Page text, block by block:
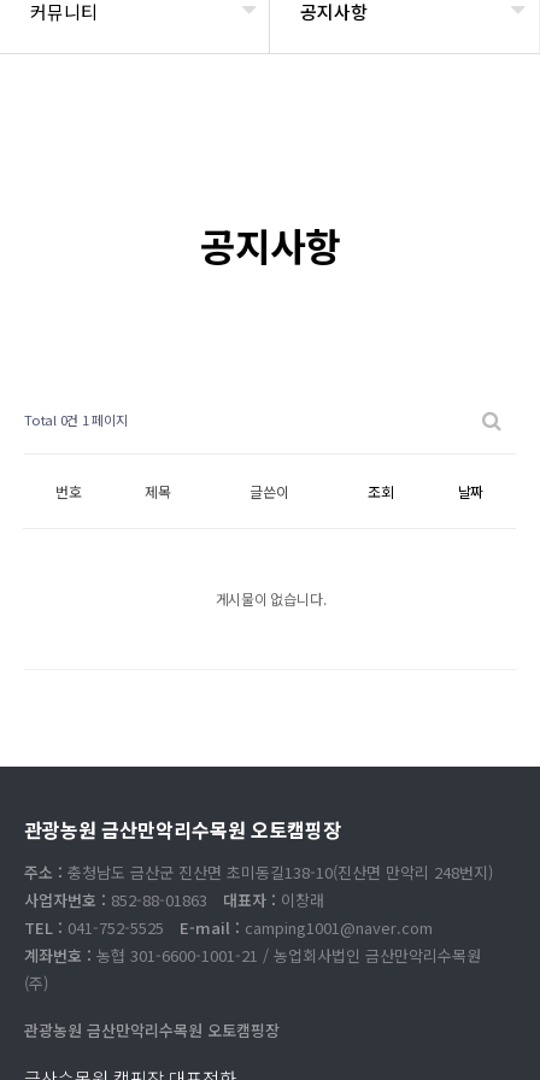
커뮤니티 공지사항
공지사항
Total 0건 1 페이지
번호 제목 글쓴이 조회 날짜
게시물이 없습니다.
관광농원 금산만악리수목원 오토캠핑장
주소 : 충청남도 금산군 진산면 초미동길138-10(진산면 만악리 248번지)
사업자번호 : 852-88-01863 대표자 : 이창래
TEL : 041-752-5525 E-mail : camping1001@naver.com
계좌번호 : 농협 301-6600-1001-21 / 농업회사법인 금산만악리수목원
(주)
관광농원 금산만악리수목원 오토캠핑장